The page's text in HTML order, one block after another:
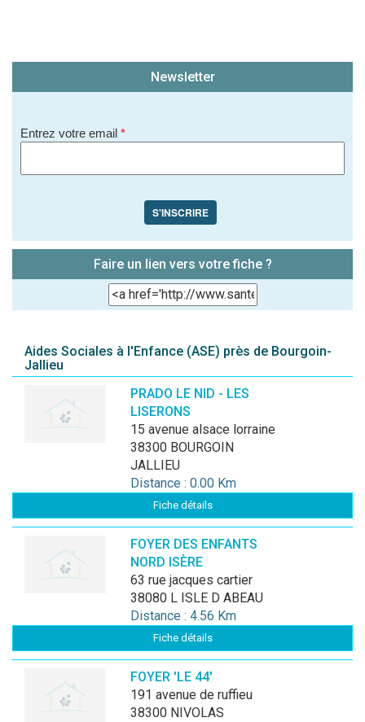
Newsletter
Entrez votre email *
S'INSCRIRE
Faire un lien vers votre fiche ?
Aides Sociales à l'Enfance (ASE) près de Bourgoin-
Jallieu
PRADO LE NID - LES
LISERONS
15 avenue alsace lorraine
38300 BOURGOIN
JALLIEU
Distance : 0.00 Km
Fiche détails
FOYER DES ENFANTS
NORD ISÈRE
63 rue jacques cartier
38080 L ISLE D ABEAU
Distance : 4.56 Km
Fiche détails
FOYER 'LE 44'
191 avenue de ruffieu
38300 NIVOLAS